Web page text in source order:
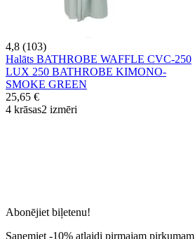
4,8 (103)
Halāts BATHROBE WAFFLE CVC-250
LUX 250 BATHROBE KIMONO-
SMOKE GREEN
25,65 €
4 krāsas2 izmēri
Abonējiet biļetenu!
Saņemiet -10% atlaidi pirmajam pirkumam